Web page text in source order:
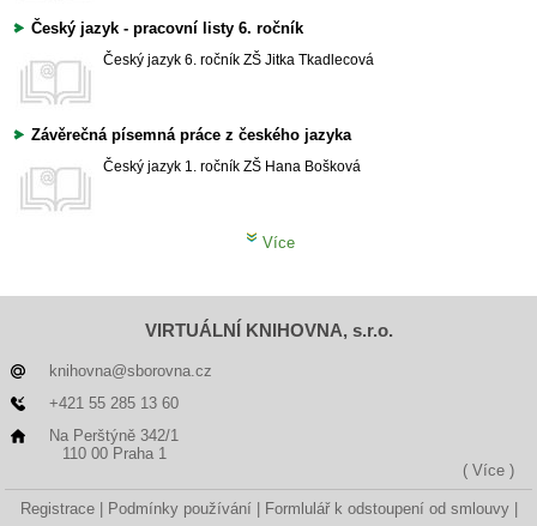
Český jazyk - pracovní listy 6. ročník
Český jazyk 6. ročník ZŠ Jitka Tkadlecová
Závěrečná písemná práce z českého jazyka
Český jazyk 1. ročník ZŠ Hana Bošková
Více
VIRTUÁLNÍ KNIHOVNA, s.r.o.
knihovna@sborovna.cz
+421 55 285 13 60
Na Perštýně 342/1
110 00 Praha 1
( Více )
Registrace Podmínky používání Formlulář k odstoupení od smlouvy